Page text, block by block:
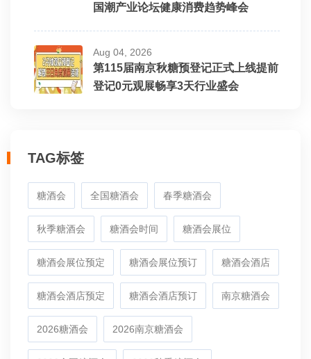
国潮产业论坛健康消费趋势峰会
Aug 04, 2026
第115届南京秋糖预登记正式上线提前
登记0元观展畅享3天行业盛会
TAG标签
糖酒会 全国糖酒会 春季糖酒会
秋季糖酒会 糖酒会时间 糖酒会展位
糖酒会展位预定 糖酒会展位预订 糖酒会酒店
糖酒会酒店预定 糖酒会酒店预订 南京糖酒会
2026糖酒会 2026南京糖酒会